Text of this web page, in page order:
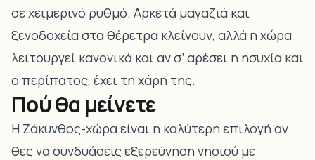
σε χειμερινό ρυθμό. Αρκετά μαγαζιά και
ξενοδοχεία στα θέρετρα κλείνουν, αλλά η χώρα
λειτουργεί κανονικά και αν σ’ αρέσει η ησυχία και
ο περίπατος, έχει τη χάρη της.
Πού θα μείνετε
Η Ζάκυνθος-χώρα είναι η καλύτερη επιλογή αν
θες να συνδυάσεις εξερεύνηση νησιού με